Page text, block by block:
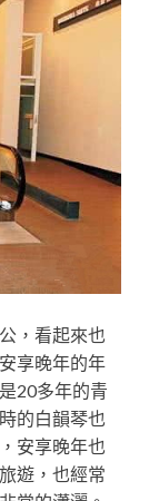
，看起來也
享晚年的年
20多年的青
的白韻琴也
安享晚年也
遊，也經常